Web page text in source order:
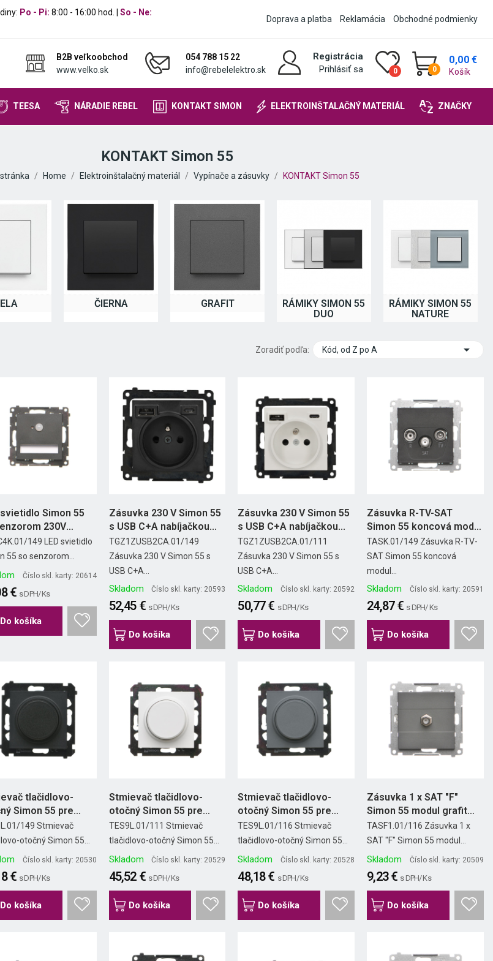
Po - Pi: 8:00 - 16:00 hod. | So - Ne:
Doprava a platba Reklamácia Obchodné podmienky
B2B veľkoobchod
www.velko.sk
054 788 15 22
info@rebelelektro.sk
Registrácia
Prihlásiť sa
0
0,00 €
Košík
0
TEESA NÁRADIE REBEL KONTAKT SIMON ELEKTROINŠTALAČNÝ MATERIÁL ZNAČKY
KONTAKT Simon 55
Home Elektroinštalačný materiál Vypínače a zásuvky KONTAKT Simon 55
ČIERNA GRAFIT
RÁMIKY SIMON 55
DUO
RÁMIKY SIMON 55
NATURE
Zoradiť podľa: Kód, od Z po A 
svietidlo Simon 55
230V
149 LED svietidlo
55 so senzorom...
Číslo skl. karty: 20614
€ s DPH/ Ks
Do košíka
Zásuvka 230 V Simon 55
s USB C+A nabíjačkou...
TGZ1ZUSB2CA.01/149
Zásuvka 230 V Simon 55 s
USB C+A...
Skladom Číslo skl. karty: 20593
52,45 € s DPH/ Ks
Do košíka
Zásuvka 230 V Simon 55
s USB C+A nabíjačkou...
TGZ1ZUSB2CA.01/111
Zásuvka 230 V Simon 55 s
USB C+A...
Skladom Číslo skl. karty: 20592
50,77 € s DPH/ Ks
Do košíka
Zásuvka R-TV-SAT
Simon 55 koncová modul
čierna...
TASK.01/149 Zásuvka R-TV-
SAT Simon 55 koncová
modul...
Skladom Číslo skl. karty: 20591
24,87 € s DPH/ Ks
Do košíka
tlačidlovo-
Simon 55 pre
149 Stmievač
otočný Simon 55...
Číslo skl. karty: 20530
€ s DPH/ Ks
Do košíka
Stmievač tlačidlovo-
otočný Simon 55 pre
LED...
TES9L.01/111 Stmievač
tlačidlovo-otočný Simon 55...
Skladom Číslo skl. karty: 20529
45,52 € s DPH/ Ks
Do košíka
Stmievač tlačidlovo-
otočný Simon 55 pre
LED...
TES9L.01/116 Stmievač
tlačidlovo-otočný Simon 55...
Skladom Číslo skl. karty: 20528
48,18 € s DPH/ Ks
Do košíka
Zásuvka 1 x SAT "F"
Simon 55 modul grafit
matný
TASF1.01/116 Zásuvka 1 x
SAT "F" Simon 55 modul...
Skladom Číslo skl. karty: 20509
9,23 € s DPH/ Ks
Do košíka